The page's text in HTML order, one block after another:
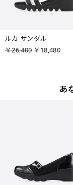
ルカ サンダル
￥26,400 ￥18,480
あ